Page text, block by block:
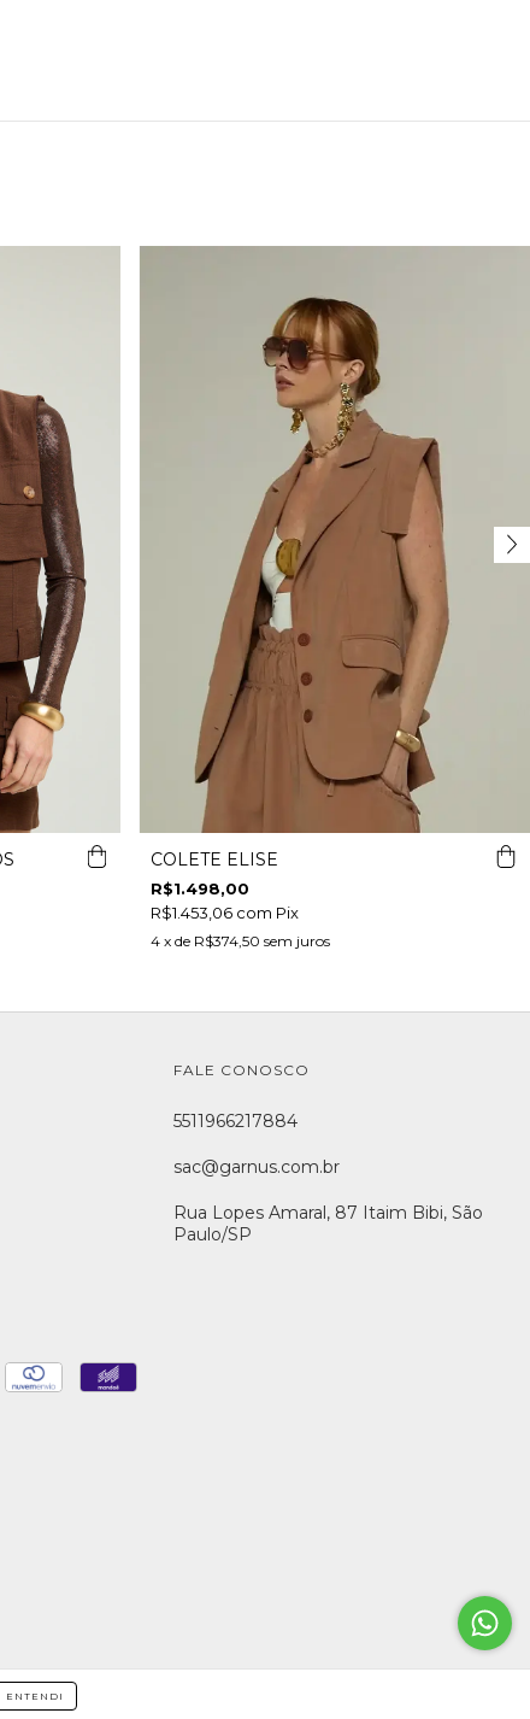
ENTENDI
COLETE ELISE
R$1.498,00
R$1.453,06 com Pix
4 x de R$374,50 sem juros
FALE CONOSCO
5511966217884
sac@garnus.com.br
Rua Lopes Amaral, 87 Itaim Bibi, São
Paulo/SP